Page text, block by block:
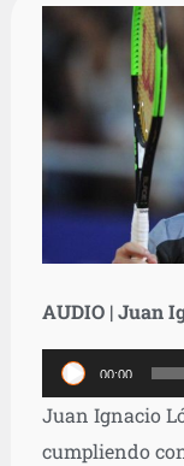
AUDIO | Juan
Reproductor
de
00:00
Juan Ignacio
cumpliendo